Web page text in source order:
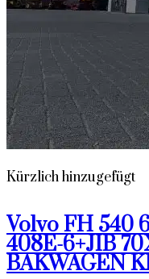
Kürzlich hinzugefügt
Volvo FH 540
408E-6+JIB
BAKWAGEN